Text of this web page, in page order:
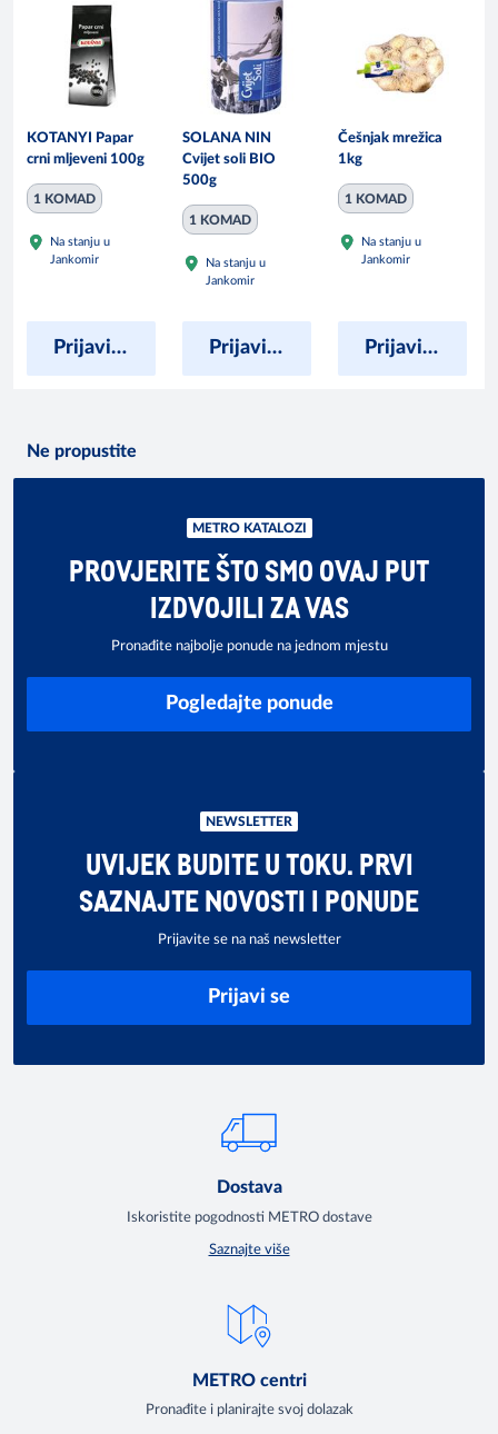
KOTANYI Papar
crni mljeveni 100g
1 KOMAD
Na stanju u
Jankomir
Prijavite se kako bi vidjeli cijene
SOLANA NIN
Cvijet soli BIO
500g
1 KOMAD
Na stanju u
Jankomir
Prijavite se kako bi vidjeli cijene
Češnjak mrežica
1kg
1 KOMAD
Na stanju u
Jankomir
Prijavite se kako bi vidjeli cijene
Ne propustite
METRO KATALOZI
PROVJERITE ŠTO SMO OVAJ PUT
IZDVOJILI ZA VAS
Pronađite najbolje ponude na jednom mjestu
Pogledajte ponude
NEWSLETTER
UVIJEK BUDITE U TOKU. PRVI
SAZNAJTE NOVOSTI I PONUDE
Prijavite se na naš newsletter
Prijavi se
Dostava
Iskoristite pogodnosti METRO dostave
Saznajte više
METRO centri
Pronađite i planirajte svoj dolazak